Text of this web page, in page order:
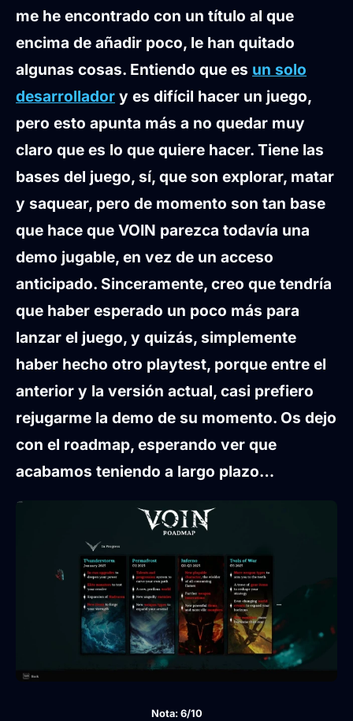
me he encontrado con un título al que
encima de añadir poco, le han quitado
algunas cosas. Entiendo que es un solo
desarrollador y es difícil hacer un juego,
pero esto apunta más a no quedar muy
claro que es lo que quiere hacer. Tiene las
bases del juego, sí, que son explorar, matar
y saquear, pero de momento son tan base
que hace que VOIN parezca todavía una
demo jugable, en vez de un acceso
anticipado. Sinceramente, creo que tendría
que haber esperado un poco más para
lanzar el juego, y quizás, simplemente
haber hecho otro playtest, porque entre el
anterior y la versión actual, casi prefiero
rejugarme la demo de su momento. Os dejo
con el roadmap, esperando ver que
acabamos teniendo a largo plazo…
Nota: 6/10